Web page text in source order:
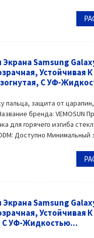
Samsung
Устойчивая
С УФ-
пальца, защита от
бренда: VEMOSUN
для горячего изгиба
Доступно Минимальный
Samsung
Устойчивая
С УФ-Жидкостью...